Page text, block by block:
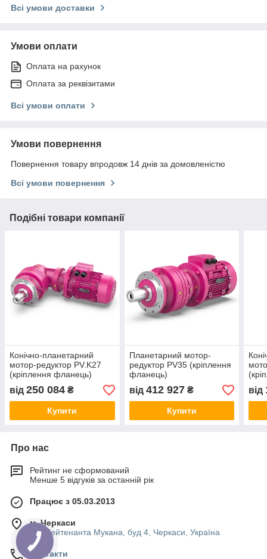
Всі умови доставки
Умови оплати
Оплата на рахунок
Оплата за реквізитами
Всі умови оплати
Умови повернення
Повернення товару впродовж 14 днів за домовленістю
Всі умови повернення
Подібні товари компанії
Конічно-планетарний
мотор-редуктор PV.K27
(кріплення фланець)
від 250 084 ₴
Купити
Планетарний мотор-
редуктор PV35 (кріплення
фланець)
від 412 927₴
Купити
від
Про нас
Рейтинг не сформований
Менше 5 відгуків за останній рік
Працює з 05.03.2013
м. Черкаси
вул.Лейтенанта Мукана, буд 4, Черкаси, Україна
Контакти